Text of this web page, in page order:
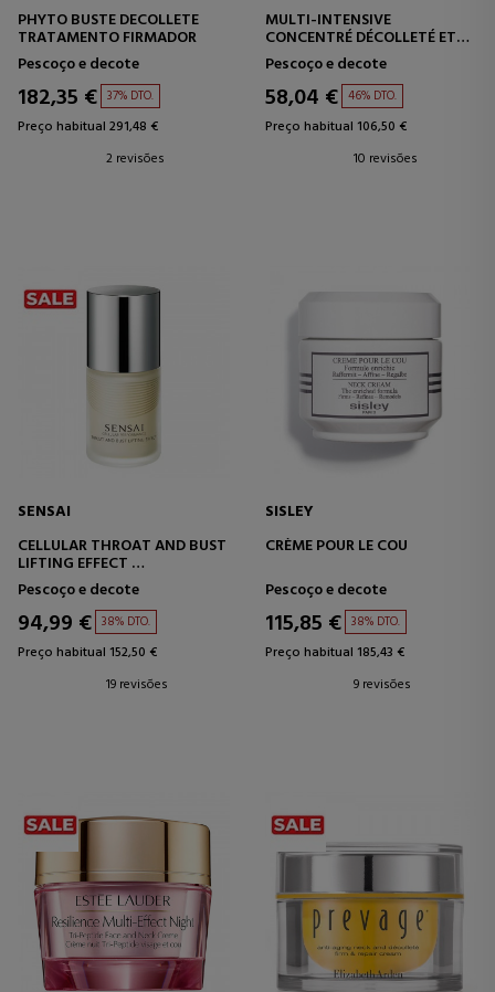
PHYTO BUSTE DECOLLETE
TRATAMENTO FIRMADOR
Pescoço e decote
182,35 € 37% DTO.
Preço habitual 291,48 €
2 revisões
MULTI-INTENSIVE
CONCENTRÉ DÉCOLLETÉ ET
COU
TRATAMENTO PESCOÇO E
DECOTE
Pescoço e decote
58,04 € 46% DTO.
Preço habitual 106,50 €
10 revisões
SENSAI
CELLULAR THROAT AND BUST
LIFTING EFFECT
CREME FIRMADOR PARA
BUSTO E DECOTE
Pescoço e decote
94,99 € 38% DTO.
Preço habitual 152,50 €
19 revisões
SISLEY
CRÈME POUR LE COU
Pescoço e decote
115,85 € 38% DTO.
Preço habitual 185,43 €
9 revisões